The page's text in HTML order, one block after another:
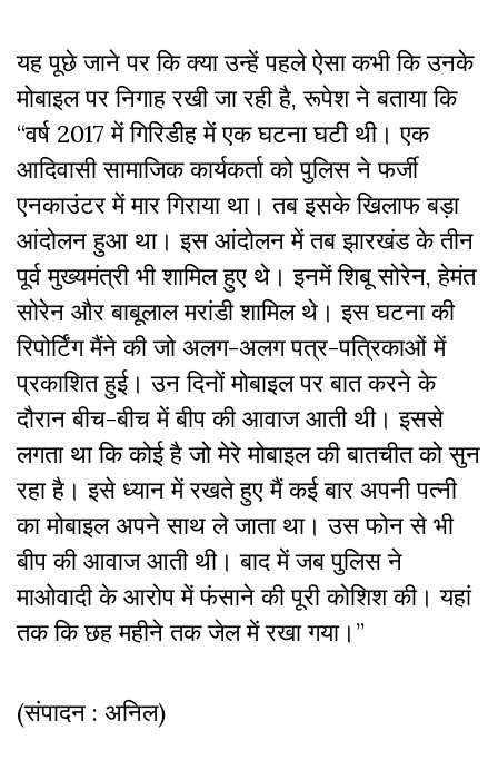
यह पूछे जाने पर कि क्या उन्हें पहले ऐसा कभी कि उनके
मोबाइल पर निगाह रखी जा रही है, रूपेश ने बताया कि
“वर्ष 2017 में गिरिडीह में एक घटना घटी थी। एक
आदिवासी सामाजिक कार्यकर्ता को पुलिस ने फर्जी
एनकाउंटर में मार गिराया था। तब इसके खिलाफ बड़ा
आंदोलन हुआ था। इस आंदोलन में तब झारखंड के तीन
पूर्व मुख्यमंत्री भी शामिल हुए थे। इनमें शिबू सोरेन, हेमंत
सोरेन और बाबूलाल मरांडी शामिल थे। इस घटना की
रिपोर्टिंग मैंने की जो अलग-अलग पत्र-पत्रिकाओं में
प्रकाशित हुई। उन दिनों मोबाइल पर बात करने के
दौरान बीच-बीच में बीप की आवाज आती थी। इससे
लगता था कि कोई है जो मेरे मोबाइल की बातचीत को सुन
रहा है। इसे ध्यान में रखते हुए मैं कई बार अपनी पत्नी
का मोबाइल अपने साथ ले जाता था। उस फोन से भी
बीप की आवाज आती थी। बाद में जब पुलिस ने
माओवादी के आरोप में फंसाने की पूरी कोशिश की। यहां
तक कि छह महीने तक जेल में रखा गया।”
(संपादन : अनिल)